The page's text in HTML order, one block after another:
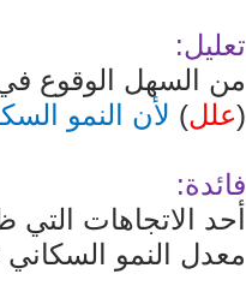
تعليل:
من السهل الوقوع
(علل) لأن النمو
فائدة:
أحد الاتجاهات
معدل النمو